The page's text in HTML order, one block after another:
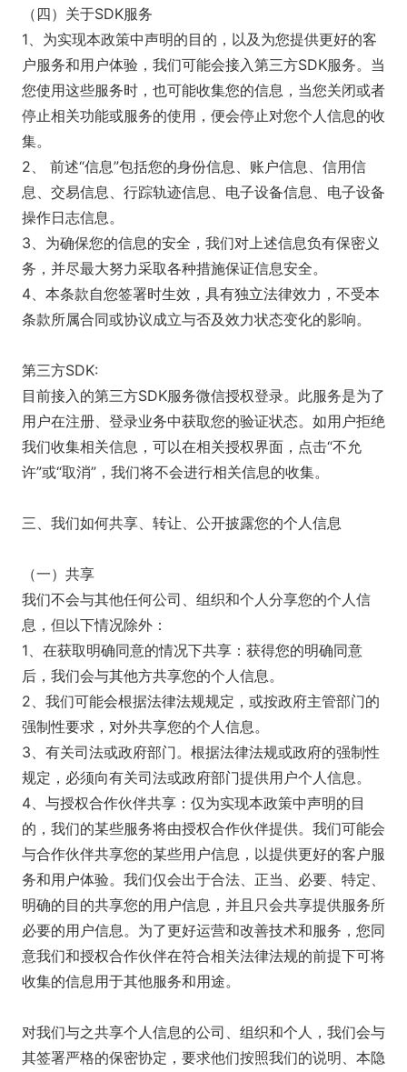
（四）关于SDK服务
1、为实现本政策中声明的目的，以及为您提供更好的客
户服务和用户体验，我们可能会接入第三方SDK服务。当
您使用这些服务时，也可能收集您的信息，当您关闭或者
停止相关功能或服务的使用，便会停止对您个人信息的收
集。
2、 前述“信息”包括您的身份信息、账户信息、信用信
息、交易信息、行踪轨迹信息、电子设备信息、电子设备
操作日志信息。
3、为确保您的信息的安全，我们对上述信息负有保密义
务，并尽最大努力采取各种措施保证信息安全。
4、本条款自您签署时生效，具有独立法律效力，不受本
条款所属合同或协议成立与否及效力状态变化的影响。
第三方SDK:
目前接入的第三方SDK服务微信授权登录。此服务是为了
用户在注册、登录业务中获取您的验证状态。如用户拒绝
我们收集相关信息，可以在相关授权界面，点击“不允
许”或“取消”，我们将不会进行相关信息的收集。
三、我们如何共享、转让、公开披露您的个人信息
（一）共享
我们不会与其他任何公司、组织和个人分享您的个人信
息，但以下情况除外：
1、在获取明确同意的情况下共享：获得您的明确同意
后，我们会与其他方共享您的个人信息。
2、我们可能会根据法律法规规定，或按政府主管部门的
强制性要求，对外共享您的个人信息。
3、有关司法或政府部门。根据法律法规或政府的强制性
规定，必须向有关司法或政府部门提供用户个人信息。
4、与授权合作伙伴共享：仅为实现本政策中声明的目
的，我们的某些服务将由授权合作伙伴提供。我们可能会
与合作伙伴共享您的某些用户信息，以提供更好的客户服
务和用户体验。我们仅会出于合法、正当、必要、特定、
明确的目的共享您的用户信息，并且只会共享提供服务所
必要的用户信息。为了更好运营和改善技术和服务，您同
意我们和授权合作伙伴在符合相关法律法规的前提下可将
收集的信息用于其他服务和用途。
对我们与之共享个人信息的公司、组织和个人，我们会与
其签署严格的保密协定，要求他们按照我们的说明、本隐